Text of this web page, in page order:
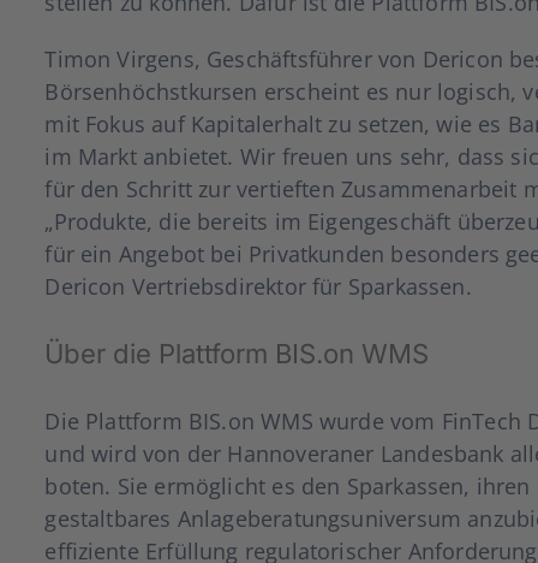
Timon Vir­gens, Geschäfts­füh­rer von Der­icon
Bör­sen­höchst­kur­sen erscheint es nur logisch,
mit Fokus auf Kapi­tal­erhalt zu set­zen, wie es
im Markt anbie­tet. Wir freu­en uns sehr, dass
für den Schritt zur ver­tief­ten Zusam­men­ar­beit
„Pro­duk­te, die bereits im Eigen­ge­schäft
für ein Ange­bot bei Pri­vat­kun­den beson­ders
Der­icon Ver­triebs­di­rek­tor für Spar­kas­sen.
Über die Platt­form BIS.on WMS
Die Platt­form BIS.on WMS wur­de vom
und wird von der Han­no­ve­ra­ner Lan­des­bank
bo­ten. Sie ermög­licht es den Spar­kas­sen,
gestalt­ba­res Anla­ge­be­ra­tungs­uni­ver­sum
effi­zi­en­te Erfül­lung regu­la­to­ri­scher